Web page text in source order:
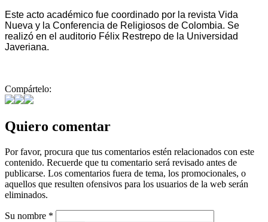
Este acto académico fue coordinado por la revista Vida
Nueva y la Conferencia de Religiosos de Colombia. Se
realizó en el auditorio Félix Restrepo de la Universidad
Javeriana.
Compártelo:
Quiero comentar
Por favor, procura que tus comentarios estén relacionados con este
contenido. Recuerde que tu comentario será revisado antes de
publicarse. Los comentarios fuera de tema, los promocionales, o
aquellos que resulten ofensivos para los usuarios de la web serán
eliminados.
Su nombre *